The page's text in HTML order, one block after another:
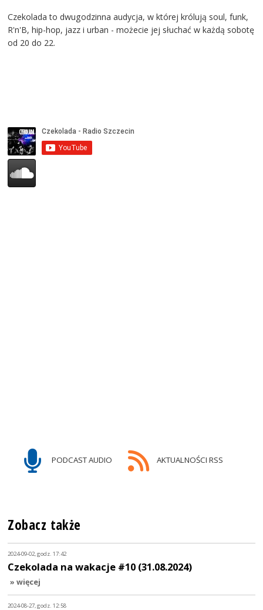
Czekolada to dwugodzinna audycja, w której królują soul, funk,
R'n'B, hip-hop, jazz i urban - możecie jej słuchać w każdą sobotę
od 20 do 22.
PODCAST AUDIO AKTUALNOŚCI RSS
Zobacz także
2024-09-02, godz. 17:42
Czekolada na wakacje #10 (31.08.2024)
» więcej
2024-08-27, godz. 12:58